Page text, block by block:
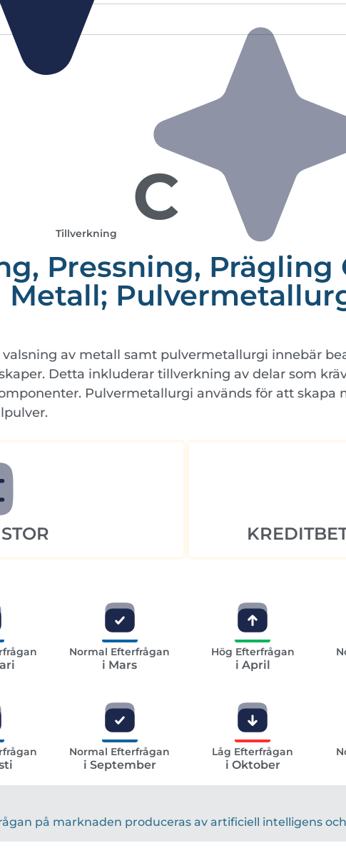
C
Tillverkning
Pressning, Prägling
Metall;
av metall samt pulvermetallurgi innebär
Detta inkluderar tillverkning av delar som
Pulvermetallurgi används för att skapa
Normal Efterfrågan
i Mars
Hög Efterfrågan
i April
Normal Efterfrågan
i September
Låg Efterfrågan
i Oktober
på marknaden produceras av artificiell intelligens